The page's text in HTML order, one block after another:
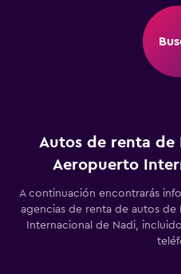
Autos de renta de
Aeropuerto
A continuación encontrarás
agencias de renta de autos
Internacional de Nadi,